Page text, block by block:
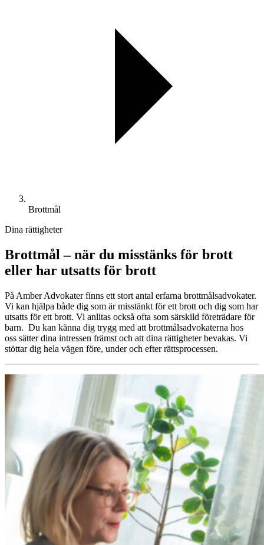
Brottmål
Dina rättigheter
Brottmål – när du misstänks för brott
eller har utsatts för brott
På Amber Advokater finns ett stort antal erfarna brottmålsadvokater.
Vi kan hjälpa både dig som är misstänkt för ett brott och dig som har
utsatts för ett brott. Vi anlitas också ofta som särskild företrädare för
barn. Du kan känna dig trygg med att brottmålsadvokaterna hos
oss sätter dina intressen främst och att dina rättigheter bevakas. Vi
stöttar dig hela vägen före, under och efter rättsprocessen.